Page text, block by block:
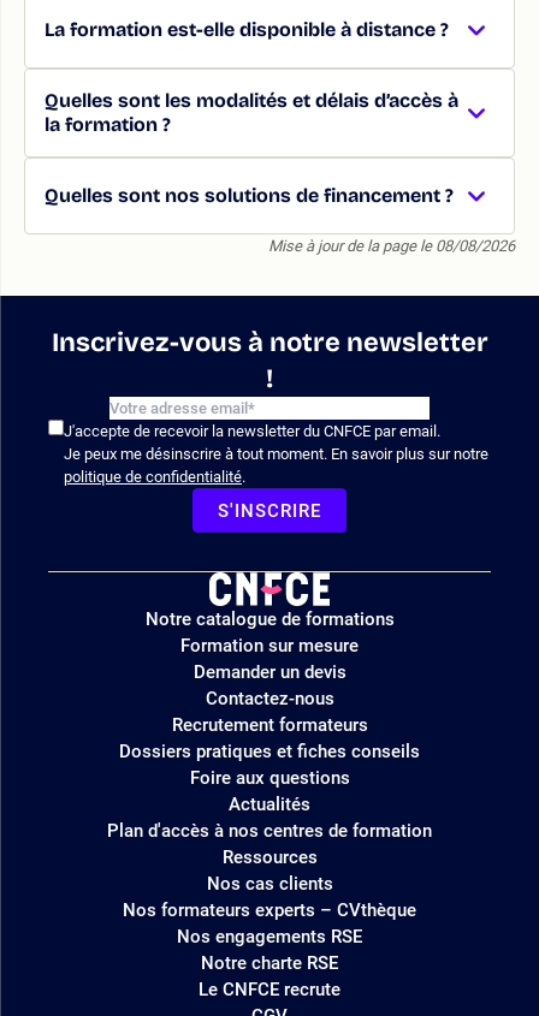
La formation est-elle disponible à distance ?
Quelles sont les modalités et délais d’accès à
la formation ?
Quelles sont nos solutions de financement ?
Mise à jour de la page le 08/08/2026
Inscrivez-vous à notre newsletter
!
J'accepte de recevoir la newsletter du CNFCE par email.
Je peux me désinscrire à tout moment. En savoir plus sur notre
politique de confidentialité.
S'INSCRIRE
Logo
site
Notre catalogue de formations
Formation sur mesure
Demander un devis
Contactez-nous
Recrutement formateurs
Dossiers pratiques et fiches conseils
Foire aux questions
Actualités
Plan d'accès à nos centres de formation
Ressources
Nos cas clients
Nos formateurs experts – CVthèque
Nos engagements RSE
Notre charte RSE
Le CNFCE recrute